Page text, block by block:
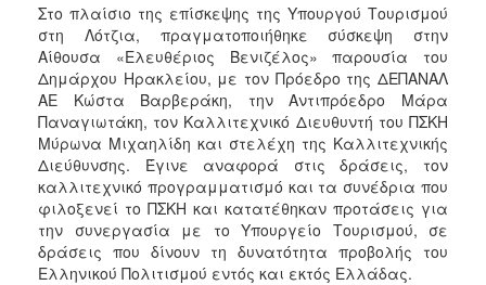
Στο πλαίσιο της επίσκεψης της Υπουργού Τουρισμού
στη Λότζια, πραγματοποιήθηκε σύσκεψη στην
Αίθουσα «Ελευθέριος Βενιζέλος» παρουσία του
Δημάρχου Ηρακλείου, με τον Πρόεδρο της ΔΕΠΑΝΑΛ
ΑΕ Κώστα Βαρβεράκη, την Αντιπρόεδρο Μάρα
Παναγιωτάκη, τον Καλλιτεχνικό Διευθυντή του ΠΣΚΗ
Μύρωνα Μιχαηλίδη και στελέχη της Καλλιτεχνικής
Διεύθυνσης. Έγινε αναφορά στις δράσεις, τον
καλλιτεχνικό προγραμματισμό και τα συνέδρια που
φιλοξενεί το ΠΣΚΗ και κατατέθηκαν προτάσεις για
την συνεργασία με το Υπουργείο Τουρισμού, σε
δράσεις που δίνουν τη δυνατότητα προβολής του
Ελληνικού Πολιτισμού εντός και εκτός Ελλάδας.